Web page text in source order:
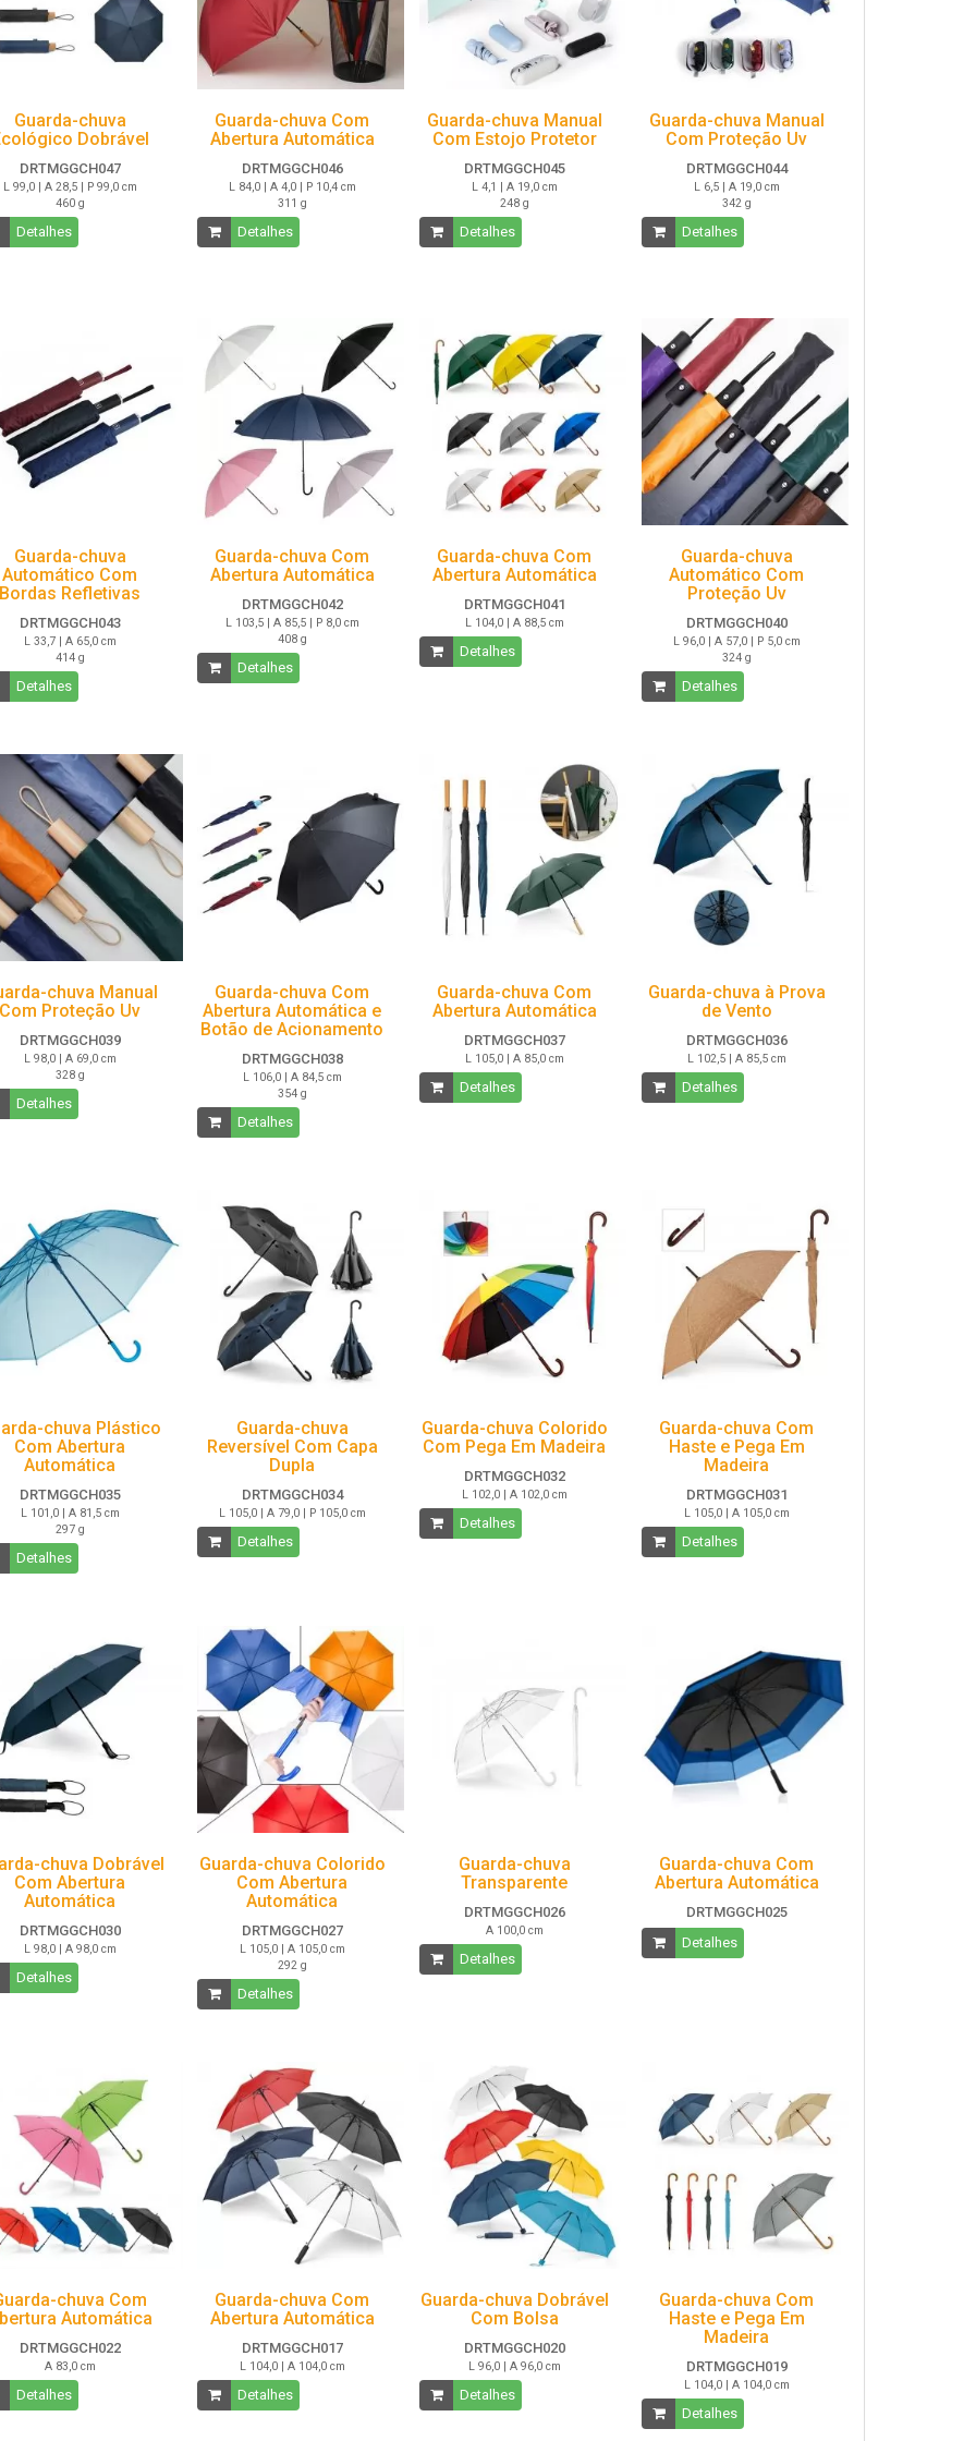
Guarda-chuva
Dobrável
DRTMGGCH047
L 99,0 | A 28,5 | P 99,0 cm
460 g
Detalhes
Guarda-chuva Com
Abertura Automática
DRTMGGCH046
L 84,0 | A 4,0 | P 10,4 cm
311 g
Detalhes
Guarda-chuva Manual
Com Estojo Protetor
DRTMGGCH045
L 4,1 | A 19,0 cm
248 g
Detalhes
Guarda-chuva Manual
Com Proteção Uv
DRTMGGCH044
L 6,5 | A 19,0 cm
342 g
Detalhes
Guarda-chuva
Automático Com
Bordas Refletivas
DRTMGGCH043
L 33,7 | A 65,0 cm
414 g
Detalhes
Guarda-chuva Com
Abertura Automática
DRTMGGCH042
L 103,5 | A 85,5 | P 8,0 cm
408 g
Detalhes
Guarda-chuva Com
Abertura Automática
DRTMGGCH041
L 104,0 | A 88,5 cm
Detalhes
Guarda-chuva
Automático Com
Proteção Uv
DRTMGGCH040
L 96,0 | A 57,0 | P 5,0 cm
324 g
Detalhes
chuva Manual
Com Proteção Uv
DRTMGGCH039
L 98,0 | A 69,0 cm
328 g
Detalhes
Guarda-chuva Com
Abertura Automática e
Botão de Acionamento
DRTMGGCH038
L 106,0 | A 84,5 cm
354 g
Detalhes
Guarda-chuva Com
Abertura Automática
DRTMGGCH037
L 105,0 | A 85,0 cm
Detalhes
Guarda-chuva à Prova
de Vento
DRTMGGCH036
L 102,5 | A 85,5 cm
Detalhes
chuva Plástico
Com Abertura
Automática
DRTMGGCH035
L 101,0 | A 81,5 cm
297 g
Detalhes
Guarda-chuva
Reversível Com Capa
Dupla
DRTMGGCH034
L 105,0 | A 79,0 | P 105,0 cm
Detalhes
Guarda-chuva Colorido
Com Pega Em Madeira
DRTMGGCH032
L 102,0 | A 102,0 cm
Detalhes
Guarda-chuva Com
Haste e Pega Em
Madeira
DRTMGGCH031
L 105,0 | A 105,0 cm
Detalhes
chuva Dobrável
Com Abertura
Automática
DRTMGGCH030
L 98,0 | A 98,0 cm
Detalhes
Guarda-chuva Colorido
Com Abertura
Automática
DRTMGGCH027
L 105,0 | A 105,0 cm
292 g
Detalhes
Guarda-chuva
Transparente
DRTMGGCH026
A 100,0 cm
Detalhes
Guarda-chuva Com
Abertura Automática
DRTMGGCH025
Detalhes
chuva Com
Automática
DRTMGGCH022
A 83,0 cm
Detalhes
Guarda-chuva Com
Abertura Automática
DRTMGGCH017
L 104,0 | A 104,0 cm
Detalhes
Guarda-chuva Dobrável
Com Bolsa
DRTMGGCH020
L 96,0 | A 96,0 cm
Detalhes
Guarda-chuva Com
Haste e Pega Em
Madeira
DRTMGGCH019
L 104,0 | A 104,0 cm
Detalhes